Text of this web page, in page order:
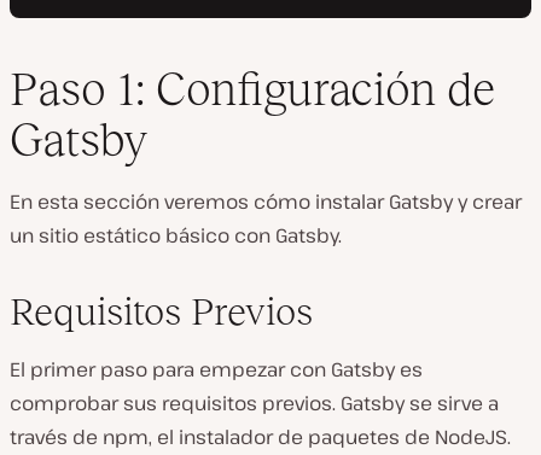
Paso 1: Configuración de
Gatsby
En esta sección veremos cómo instalar Gatsby y crear
un sitio estático básico con Gatsby.
Requisitos Previos
El primer paso para empezar con Gatsby es
comprobar sus requisitos previos. Gatsby se sirve a
través de npm, el instalador de paquetes de NodeJS.